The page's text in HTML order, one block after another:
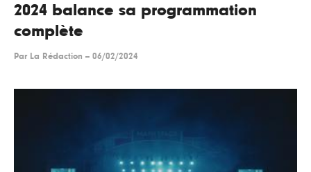
2024 balance sa programmation
complète
Par La Rédaction -- 06/02/2024